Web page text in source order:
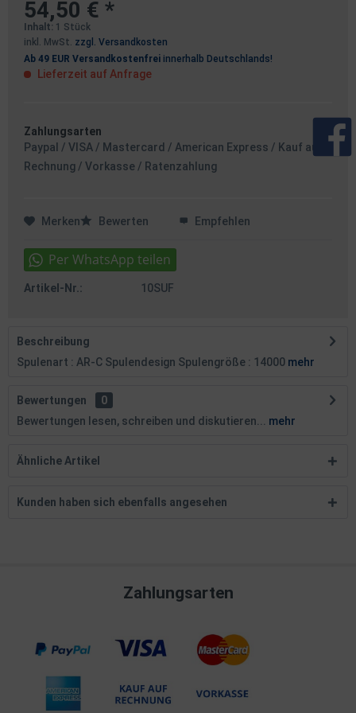
54,50 € *
Inhalt: 1 Stück
inkl. MwSt. zzgl. Versandkosten
Ab 49 EUR Versandkostenfrei innerhalb Deutschlands!
Lieferzeit auf Anfrage
Zahlungsarten
Paypal / VISA / Mastercard / American Express / Kauf auf
Rechnung / Vorkasse / Ratenzahlung
Merken Bewerten Empfehlen
Artikel-Nr.: 10SUF
Beschreibung
Spulenart : AR-C Spulendesign Spulengröße : 14000 mehr
Bewertungen
0
Bewertungen lesen, schreiben und diskutieren...
mehr
Ähnliche Artikel
Kunden haben sich ebenfalls angesehen
Zahlungsarten